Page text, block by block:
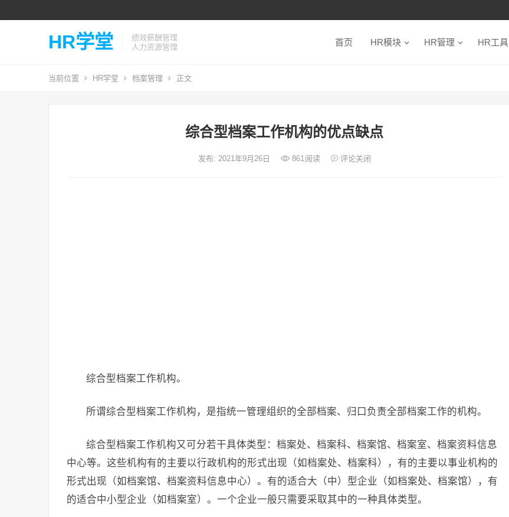
HR学堂
绩效薪酬管理
人力资源管理
首页 HR模块 HR管理 HR工具
当前位置 HR学堂 档案管理 正文
综合型档案工作机构的优点缺点
发布: 2021年9月26日 861阅读 评论关闭
综合型档案工作机构。
所谓综合型档案工作机构，是指统一管理组织的全部档案、归口负责全部档案工作的机构。
综合型档案工作机构又可分若干具体类型：档案处、档案科、档案馆、档案室、档案资料信息
中心等。这些机构有的主要以行政机构的形式出现（如档案处、档案科），有的主要以事业机构的
形式出现（如档案馆、档案资料信息中心）。有的适合大（中）型企业（如档案处、档案馆），有
的适合中小型企业（如档案室）。一个企业一般只需要采取其中的一种具体类型。